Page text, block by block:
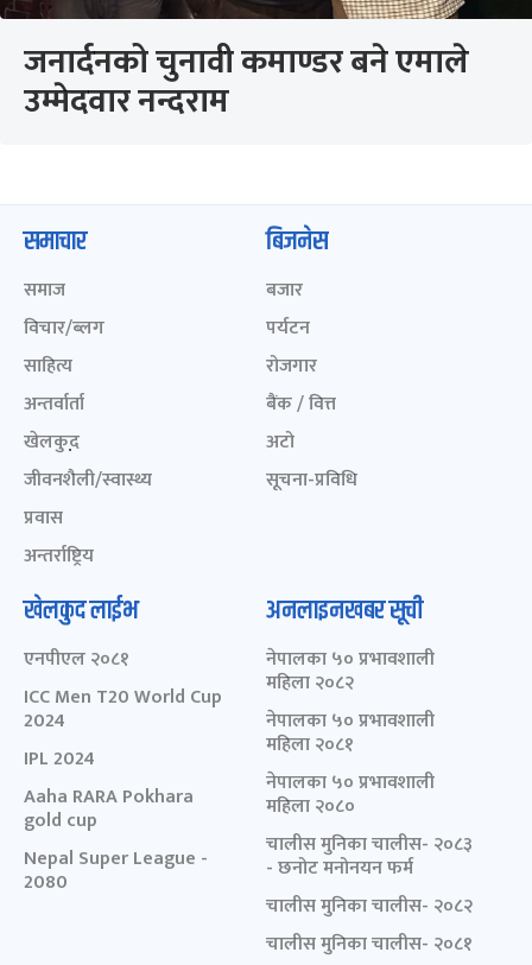
जनार्दनको चुनावी कमाण्डर बने एमाले
उम्मेदवार नन्दराम
समाचार
समाज
विचार/ब्लग
साहित्य
अन्तर्वार्ता
खेलकुद़़
जीवनशैली/स्वास्थ्य
प्रवास
अन्तर्राष्ट्रिय
बिजनेस
बजार
पर्यटन
रोजगार
बैंक / वित्त
अटो
सूचना-प्रविधि
खेलकुद लाईभ
एनपीएल २०८१
ICC Men T20 World Cup
2024
IPL 2024
Aaha RARA Pokhara
gold cup
Nepal Super League -
2080
अनलाइनखबर सूची
नेपालका ५० प्रभावशाली
महिला २०८२
नेपालका ५० प्रभावशाली
महिला २०८१
नेपालका ५० प्रभावशाली
महिला २०८०
चालीस मुनिका चालीस- २०८३
- छनोट मनोनयन फर्म
चालीस मुनिका चालीस- २०८२
चालीस मुनिका चालीस- २०८१